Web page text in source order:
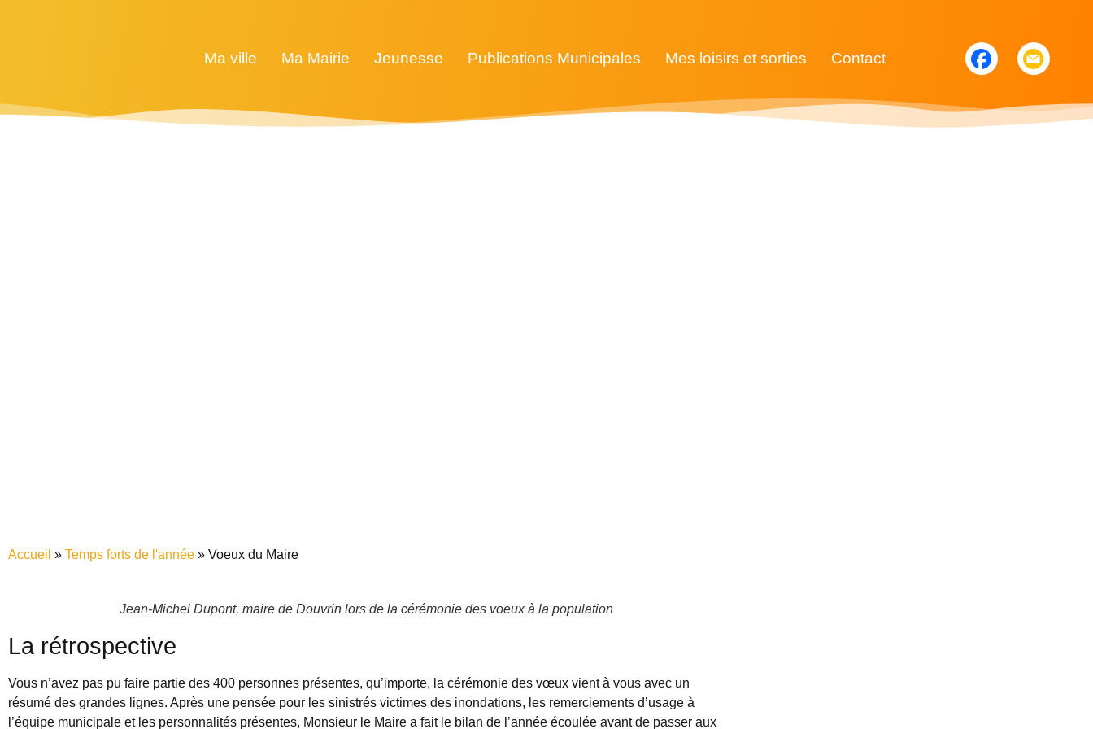
Ma ville Ma Mairie Jeunesse Publications Municipales Mes loisirs et sorties Contact
Accueil » Temps forts de l'année » Voeux du Maire
Jean-Michel Dupont, maire de Douvrin lors de la cérémonie des voeux à la population
La rétrospective
Vous n’avez pas pu faire partie des 400 personnes présentes, qu’importe, la cérémonie des vœux vient à vous avec un
résumé des grandes lignes. Après une pensée pour les sinistrés victimes des inondations, les remerciements d’usage à
l’équipe municipale et les personnalités présentes, Monsieur le Maire a fait le bilan de l’année écoulée avant de passer aux